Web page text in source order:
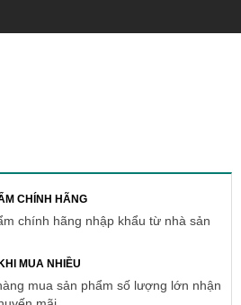
CHÍNH HÃNG
chính hãng nhập khẩu từ nhà sản
MUA NHIỀU
mua sản phẩm số lượng lớn nhận